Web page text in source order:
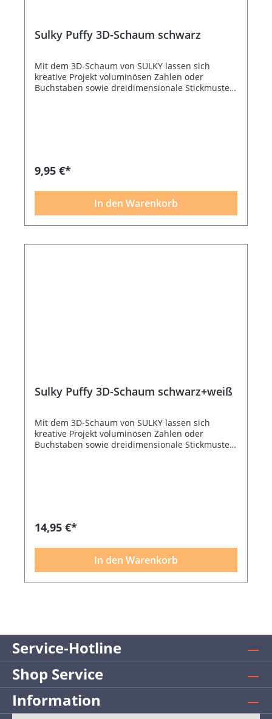
Sulky Puffy 3D-Schaum schwarz
Mit dem 3D-Schaum von SULKY lassen sich
kreative Projekt voluminösen Zahlen oder
Buchstaben sowie dreidimensionale Stickmuster
9,95 €*
In den Warenkorb
Sulky Puffy 3D-Schaum schwarz+weiß
Mit dem 3D-Schaum von SULKY lassen sich
kreative Projekt voluminösen Zahlen oder
Buchstaben sowie dreidimensionale Stickmuster
14,95 €*
In den Warenkorb
Service-Hotline
Shop Service
Information